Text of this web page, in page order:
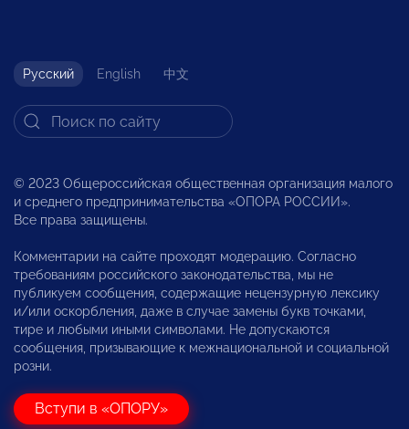
Русский English 中文
© 2023 Общероссийская общественная организация малого
и среднего предпринимательства «ОПОРА РОССИИ».
Все права защищены.
Комментарии на сайте проходят модерацию. Согласно
требованиям российского законодательства, мы не
публикуем сообщения, содержащие нецензурную лексику
и/или оскорбления, даже в случае замены букв точками,
тире и любыми иными символами. Не допускаются
сообщения, призывающие к межнациональной и социальной
розни.
Вступи в «ОПОРУ»